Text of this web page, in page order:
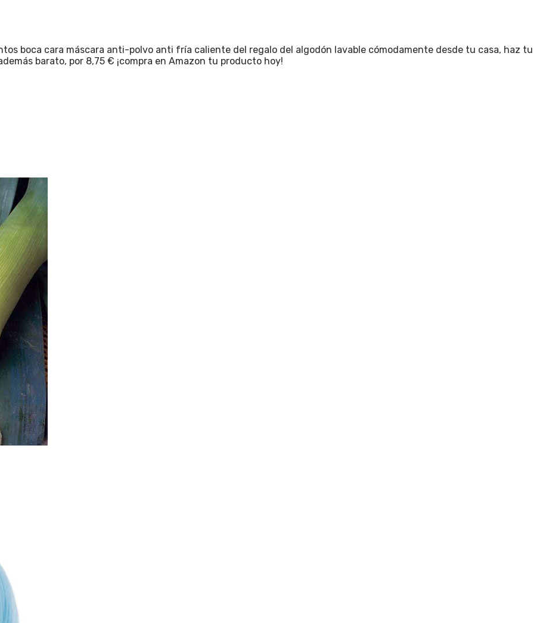
boca cara máscara anti-polvo anti fría caliente del regalo del algodón lavable cómodamente desde tu casa, haz tu
barato, por 8,75 € ¡compra en Amazon tu producto hoy!